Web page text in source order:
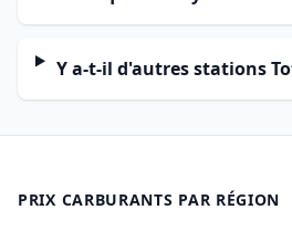
Y a-t-il d'autres stations
PRIX CARBURANTS PAR RÉGION